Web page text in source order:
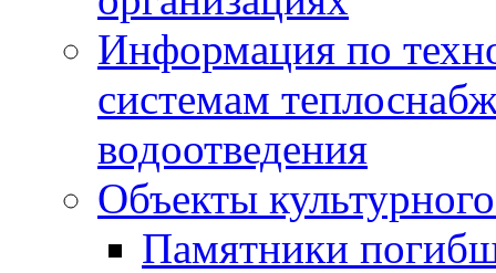
Информация по
системам
водоотведения
Объекты
Памятники